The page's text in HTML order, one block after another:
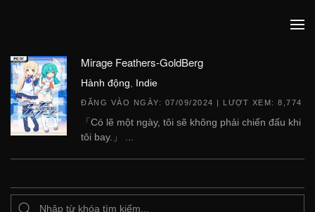
Mirage Feathers-GoldBerg
Hành động Indie
ĐĂNG VÀO NGÀY: 07/09/2024 | LƯỢT XEM: 8,774
「Có lẽ một ngày, tôi sẽ không phải chiến đấu khi
tôi bay.」 ...